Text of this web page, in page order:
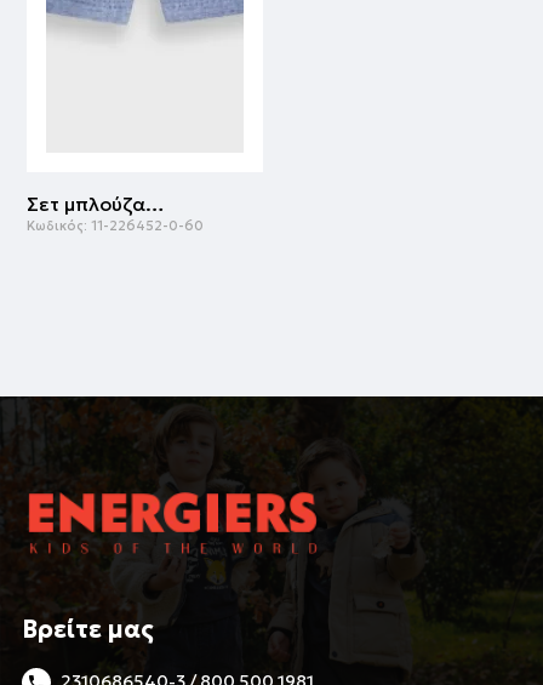
Σετ μπλούζα με σορτς | ΜΠΛΕ
Κωδικός: 11-226452-0-60
Βρείτε μας